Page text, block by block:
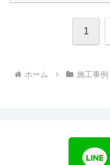
1
ホーム 施工事例